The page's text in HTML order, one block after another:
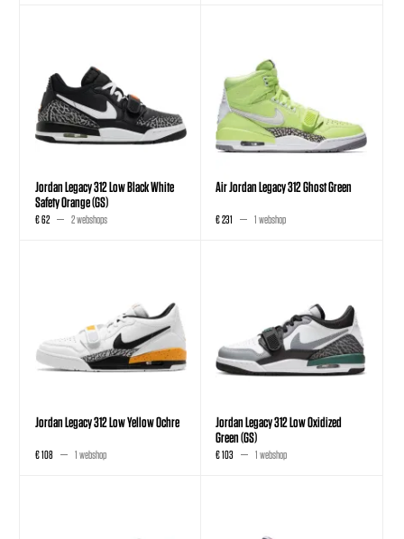
Jordan Legacy 312 Low Black White
Safety Orange (GS)
€ 62 2 webshops
Air Jordan Legacy 312 Ghost Green
€ 231 1 webshop
Jordan Legacy 312 Low Yellow Ochre
€ 108 1 webshop
Jordan Legacy 312 Low Oxidized
Green (GS)
€ 103 1 webshop